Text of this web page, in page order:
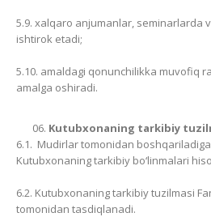
5.9. xalqaro anjumanlar, seminarlarda
ishtirok etadi;
5.10. amaldagi qonunchilikka muvofiq
amalga oshiradi.
Kutubxonaning tarkibiy
6.1. Mudirlar tomonidan
Kutubxonaning tarkibiy bo‘linmalari
6.2. Kutubxonaning tarkibiy tuzilmasi
tomonidan tasdiqlanadi.